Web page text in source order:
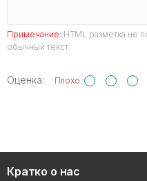
Примечание: HTML разметка не
обычный текст.
Оценка: Плохо
Кратко о нас